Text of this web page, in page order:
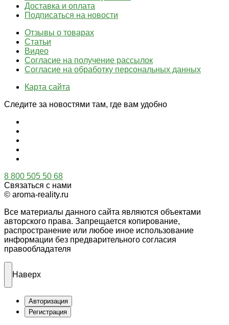
Доставка и оплата
Подписаться на новости
Отзывы о товарах
Статьи
Видео
Согласие на получение рассылок
Согласие на обработку персональных данных
Карта сайта
Следите за новостями там, где вам удобно
8 800 505 50 68
Связаться с нами
© aroma-reality.ru
Все материалы данного сайта являются объектами
авторского права. Запрещается копирование,
распространение или любое иное использование
информации без предварительного согласия
правообладателя
Наверх
Авторизация
Регистрация